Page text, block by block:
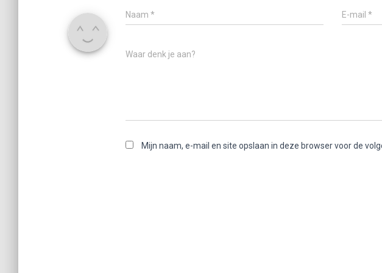
Naam * E-mail*
Waar denk je aan?
Mijn naam, e-mail en site opslaan in deze browser voor de